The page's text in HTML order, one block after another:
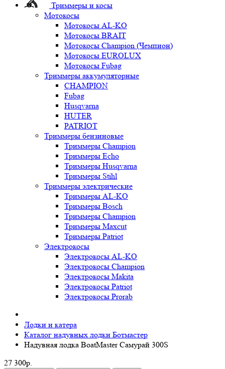
Триммеры и косы
Мотокосы
Мотокосы AL-KO
Мотокосы BRAIT
Мотокосы Champion (Чемпион)
Мотокосы EUROLUX
Мотокосы Fubag
Триммеры аккумуляторные
CHAMPION
Fubag
Husqvarna
HUTER
PATRIOT
Триммеры бензиновые
Триммеры Champion
Триммеры Echo
Триммеры Husqvarna
Триммеры Stihl
Триммеры электрические
Триммеры AL-KO
Триммеры Bosch
Триммеры Champion
Триммеры Maxcut
Триммеры Patriot
Электрокосы
Электрокосы AL-KO
Электрокосы Champion
Электрокосы Makita
Электрокосы Patriot
Электрокосы Prorab
Лодки и катера
Каталог надувных лодки Ботмастер
Надувная лодка BoatMaster Самурай 300S
27 300р.